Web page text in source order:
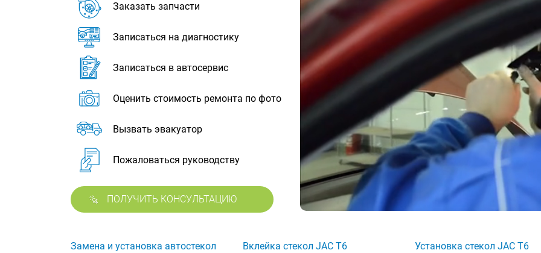
Заказать запчасти
Записаться на диагностику
Записаться в автосервис
Оценить стоимость ремонта по фото
Вызвать эвакуатор
Пожаловаться руководству
ПОЛУЧИТЬ КОНСУЛЬТАЦИЮ
Замена и установка автостекол
Вклейка стекол JAC T6 Установка стекол JAC T6